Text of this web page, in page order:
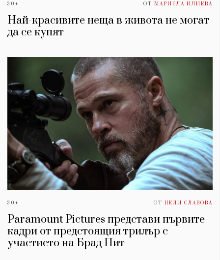
30+ ОТ МАРИЕЛА ИЛИЕВА
Най-красивите неща в живота не могат
да се купят
30+ ОТ НЕЛИ СЛАВОВА
Paramount Pictures представи първите
кадри от предстоящия трилър с
участието на Брад Пит